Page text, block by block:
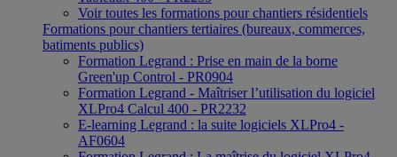
Voir toutes les formations pour chantiers résidentiels
Formations pour chantiers tertiaires (bureaux, commerces,
batiments publics)
Formation Legrand : Prise en main de la borne
Green'up Control - PR0904
Formation Legrand - Maîtriser l’utilisation du logiciel
XLPro4 Calcul 400 - PR2232
E-learning Legrand : la suite logiciels XLPro4 -
AF0604